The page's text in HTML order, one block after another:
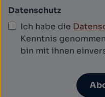
Datenschutz
Ich habe die
Kenntnis
bin mit ihnen